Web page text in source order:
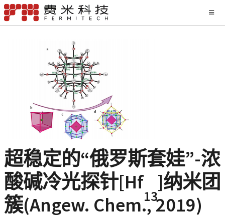
超稳定的“俄罗斯套娃”-浓
酸碱冷光探针[Hf
13
]纳米团
簇(Angew. Chem., 2019)